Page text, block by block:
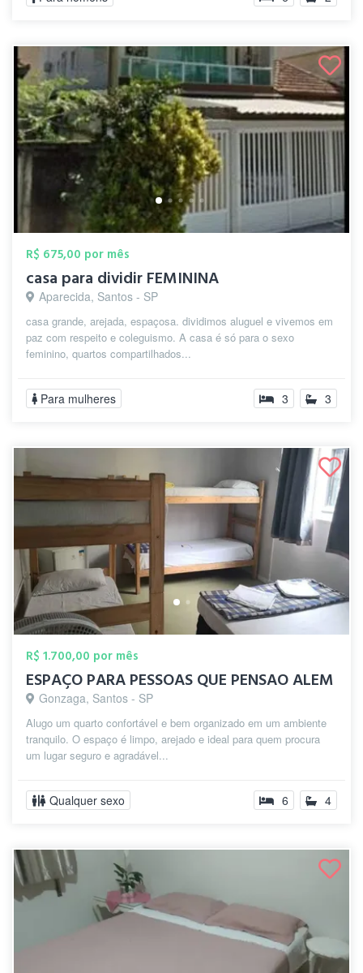
R$ 675,00 por mês
casa para dividir FEMININA
Aparecida, Santos - SP
casa grande, arejada, espaçosa. dividimos aluguel e vivemos em
paz com respeito e coleguismo. A casa é só para o sexo
feminino, quartos compartilhados...
Para mulheres 3 3
R$ 1.700,00 por mês
ESPAÇO PARA PESSOAS QUE PENSAO ALEM
Gonzaga, Santos - SP
Alugo um quarto confortável e bem organizado em um ambiente
tranquilo. O espaço é limpo, arejado e ideal para quem procura
um lugar seguro e agradável...
Qualquer sexo 6 4